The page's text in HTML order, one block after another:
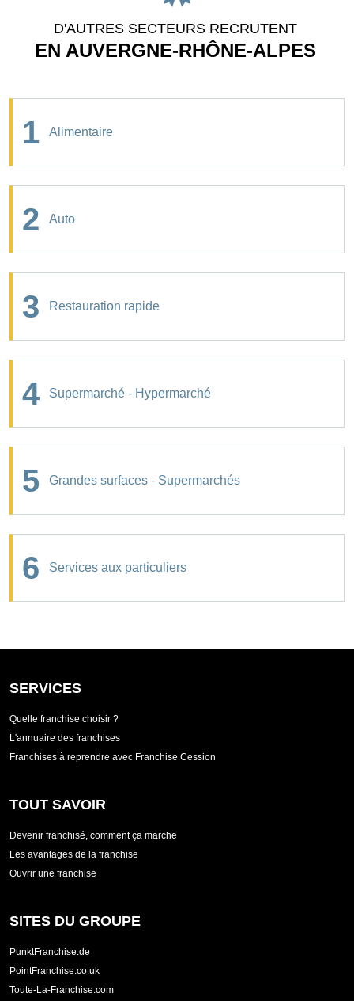
D'AUTRES SECTEURS RECRUTENT
EN AUVERGNE-RHÔNE-ALPES
1 Alimentaire
2 Auto
3 Restauration rapide
4 Supermarché - Hypermarché
5 Grandes surfaces - Supermarchés
6 Services aux particuliers
SERVICES
Quelle franchise choisir ?
L'annuaire des franchises
Franchises à reprendre avec Franchise Cession
TOUT SAVOIR
Devenir franchisé, comment ça marche
Les avantages de la franchise
Ouvrir une franchise
SITES DU GROUPE
PunktFranchise.de
PointFranchise.co.uk
Toute-La-Franchise.com